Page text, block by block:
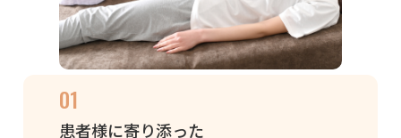
01
患者様に寄り添った